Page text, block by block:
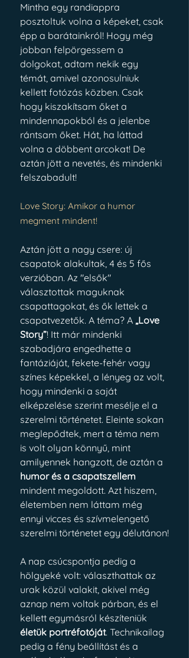
Mintha egy randiappra
posztoltuk volna a képeket, csak
épp a barátainkról! Hogy még
jobban felpörgessem a
dolgokat, adtam nekik egy
témát, amivel azonosulniuk
kellett fotózás közben. Csak
hogy kiszakítsam őket a
mindennapokból és a jelenbe
rántsam őket. Hát, ha láttad
volna a döbbent arcokat! De
aztán jött a nevetés, és mindenki
felszabadult!
Love Story: Amikor a humor
megment mindent!
Aztán jött a nagy csere: új
csapatok alakultak, 4 és 5 fős
verzióban. Az "elsők"
választottak maguknak
csapattagokat, és ők lettek a
csapatvezetők. A téma? A „Love
Story”! Itt már mindenki
szabadjára engedhette a
fantáziáját, fekete-fehér vagy
színes képekkel, a lényeg az volt,
hogy mindenki a saját
elképzelése szerint mesélje el a
szerelmi történetet. Eleinte sokan
meglepődtek, mert a téma nem
is volt olyan könnyű, mint
amilyennek hangzott, de aztán a
humor és a csapatszellem
mindent megoldott. Azt hiszem,
életemben nem láttam még
ennyi vicces és szívmelengető
szerelmi történetet egy délutánon!
A nap csúcspontja pedig a
hölgyeké volt: választhattak az
urak közül valakit, akivel még
aznap nem voltak párban, és el
kellett egymásról készíteniük
életük portréfotóját. Technikailag
pedig a fény beállítást és a